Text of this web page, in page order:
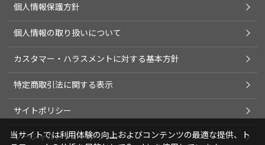
個人情報保護方針
個人情報の取り扱いについて
カスタマー・ハラスメントに対する基本方針
特定商取引法に関する表示
サイトポリシー
ソーシャルメディアポリシー
当サイトでは利用体験の向上およびコンテンツの最適な提供、ト